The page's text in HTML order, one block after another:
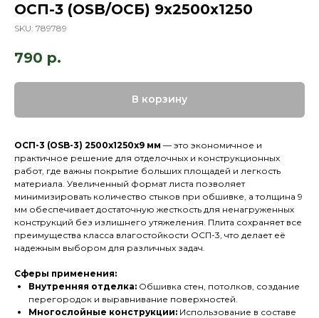
ОСП-3 (OSB/ОСБ) 9х2500x1250
SKU: 789789
790 р.
В корзину
ОСП-3 (OSB-3) 2500x1250x9 мм — это экономичное и
практичное решение для отделочных и конструкционных
работ, где важны покрытие больших площадей и легкость
материала. Увеличенный формат листа позволяет
минимизировать количество стыков при обшивке, а толщина 9
мм обеспечивает достаточную жесткость для ненагруженных
конструкций без излишнего утяжеления. Плита сохраняет все
преимущества класса влагостойкости ОСП-3, что делает её
надежным выбором для различных задач.
Сферы применения:
Внутренняя отделка: Обшивка стен, потолков, создание
перегородок и выравнивание поверхностей.
Многослойные конструкции: Использование в составе